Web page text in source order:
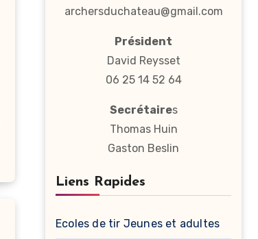
archersduchateau@gmail.com
Président
David Reysset
06 25 14 52 64
Secrétaires
Thomas Huin
Gaston Beslin
Liens Rapides
Ecoles de tir Jeunes et adultes